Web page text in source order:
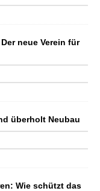
neue Verein für
überholt Neubau
Wie schützt das